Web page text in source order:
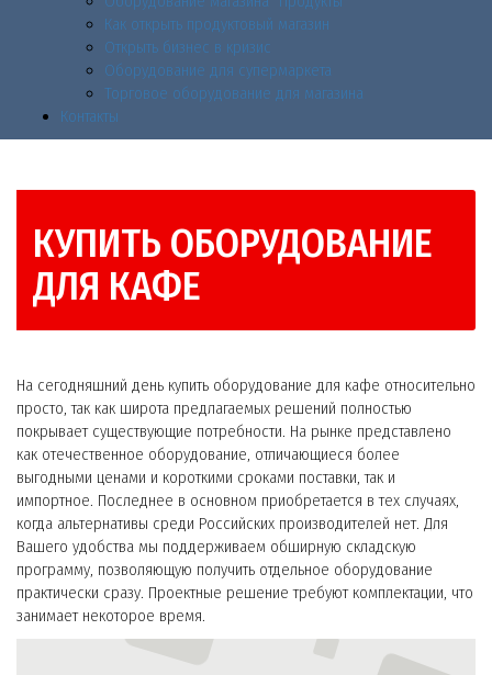
Как открыть продуктовый магазин
Открыть бизнес в кризис
Оборудование для супермаркета
Торговое оборудование для магазина
Контакты
КУПИТЬ ОБОРУДОВАНИЕ
ДЛЯ КАФЕ
На сегодняшний день купить оборудование для кафе относительно
просто, так как широта предлагаемых решений полностью
покрывает существующие потребности. На рынке представлено
как отечественное оборудование, отличающиеся более
выгодными ценами и короткими сроками поставки, так и
импортное. Последнее в основном приобретается в тех случаях,
когда альтернативы среди Российских производителей нет. Для
Вашего удобства мы поддерживаем обширную складскую
программу, позволяющую получить отдельное оборудование
практически сразу. Проектные решение требуют комплектации, что
занимает некоторое время.